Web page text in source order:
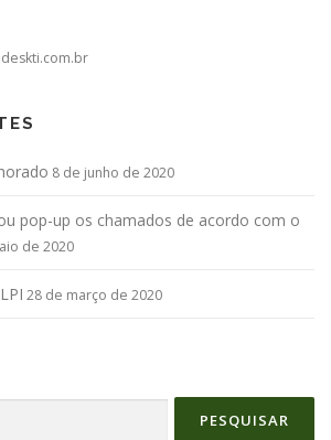
8 de junho de 2020
pop-up os chamados de acordo com o
de 2020
28 de março de 2020